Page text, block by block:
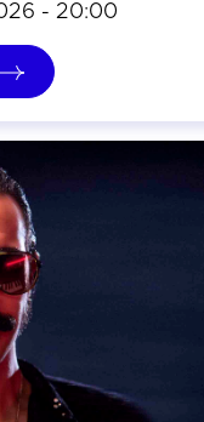
- 20:00